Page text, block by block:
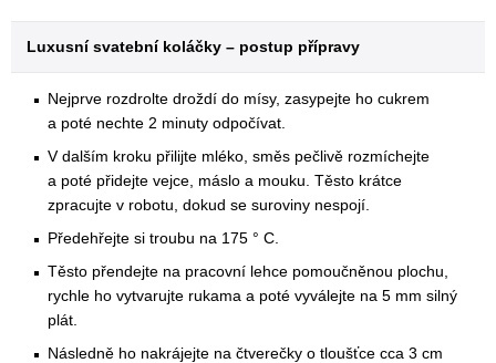
Luxusní svatební koláčky – postup přípravy
Nejprve rozdrolte droždí do mísy, zasypejte ho cukrem
a poté nechte 2 minuty odpočívat.
V dalším kroku přilijte mléko, směs pečlivě rozmíchejte
a poté přidejte vejce, máslo a mouku. Těsto krátce
zpracujte v robotu, dokud se suroviny nespojí.
Předehřejte si troubu na 175 ° C.
Těsto přendejte na pracovní lehce pomoučněnou plochu,
rychle ho vytvarujte rukama a poté vyválejte na 5 mm silný
plát.
Následně ho nakrájejte na čtverečky o tloušťce cca 3 cm